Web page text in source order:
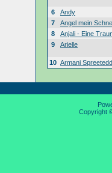
6
Andy
7
Angel mein
8
Anjali - Eine
9
Arielle
10 Armani
Copyright